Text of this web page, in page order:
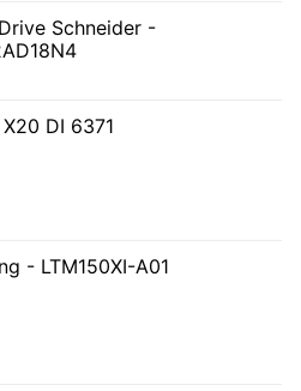
Schneider -
DI 6371
- LTM150XI-A01